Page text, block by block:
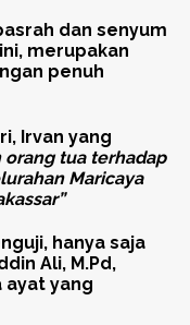
dan senyum
merupakan
penuh
Irvan yang
orang tua terhadap
Maricaya
hanya saja
Ali, M.Pd,
yang